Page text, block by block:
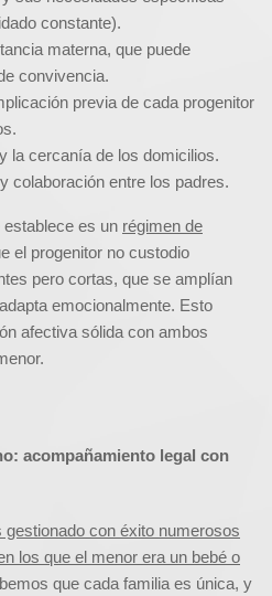
constante).
materna, que puede
convivencia.
previa de cada progenitor
la cercanía de los domicilios.
colaboración entre los padres.
es un régimen de
el progenitor no custodio
pero cortas, que se amplían
emocionalmente. Esto
afectiva sólida con ambos
acompañamiento legal con
con éxito numerosos
los que el menor era un bebé o
que cada familia es única, y